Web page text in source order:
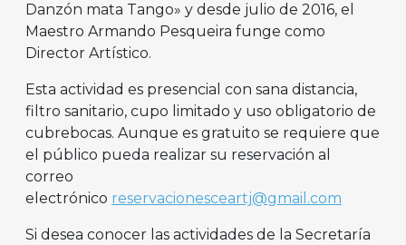
Danzón mata Tango» y desde julio de 2016, el
Maestro Armando Pesqueira funge como
Director Artístico.
Esta actividad es presencial con sana distancia,
filtro sanitario, cupo limitado y uso obligatorio de
cubrebocas. Aunque es gratuito se requiere que
el público pueda realizar su reservación al
correo
electrónico reservacionesceartj@gmail.com
Si desea conocer las actividades de la Secretaría